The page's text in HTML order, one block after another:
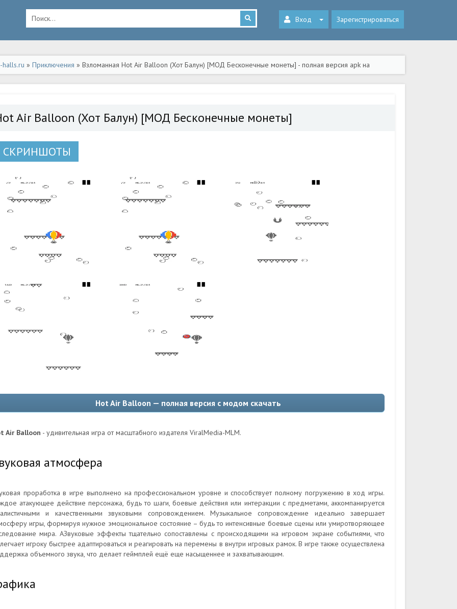
Вход Зарегистрироваться
halls.ru » Приключения » Взломанная Hot Air Balloon (Хот Балун) [МОД Бесконечные монеты] - полная версия apk на
Air Balloon (Хот Балун) [МОД Бесконечные монеты]
СКРИНШОТЫ
Hot Air Balloon — полная версия с модом скачать
Air Balloon - удивительная игра от масштабного издателя ViralMedia-MLM.
атмосфера
проработка в игре выполнено на профессиональном уровне и способствует полному погружению в ход игры.
атакующее действие персонажа, будь то шаги, боевые действия или интеракции с предметами, аккомпанируется
и качественными звуковыми сопровождением. Музыкальное сопровождение идеально завершает
игры, формируя нужное эмоциональное состояние – будь то интенсивные боевые сцены или умиротворяющее
мира. АЗвуковые эффекты тщательно сопоставлены с происходящими на игровом экране событиями, что
игроку быстрее адаптироваться и реагировать на перемены в внутри игровых рамок. В игре также осуществлена
объемного звука, что делает геймплей ещё еще насыщеннее и захватывающим.